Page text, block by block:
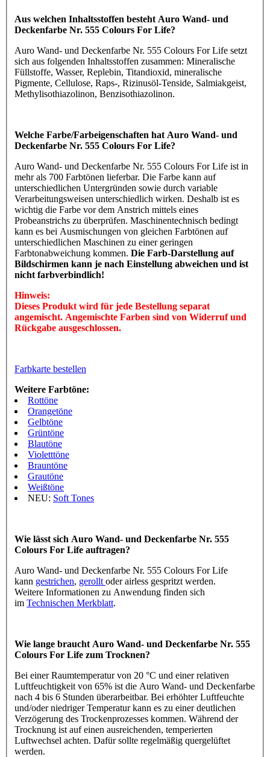
Aus welchen Inhaltsstoffen besteht Auro Wand- und
Deckenfarbe Nr. 555 Colours For Life?
Auro Wand- und Deckenfarbe Nr. 555 Colours For Life setzt
sich aus folgenden Inhaltsstoffen zusammen: Mineralische
Füllstoffe, Wasser, Replebin, Titandioxid, mineralische
Pigmente, Cellulose, Raps-, Rizinusöl-Tenside, Salmiakgeist,
Methylisothiazolinon, Benzisothiazolinon.
Welche Farbe/Farbeigenschaften hat Auro Wand- und
Deckenfarbe Nr. 555 Colours For Life?
Auro Wand- und Deckenfarbe Nr. 555 Colours For Life ist in
mehr als 700 Farbtönen lieferbar. Die Farbe kann auf
unterschiedlichen Untergründen sowie durch variable
Verarbeitungsweisen unterschiedlich wirken. Deshalb ist es
wichtig die Farbe vor dem Anstrich mittels eines
Probeanstrichs zu überprüfen. Maschinentechnisch bedingt
kann es bei Ausmischungen von gleichen Farbtönen auf
unterschiedlichen Maschinen zu einer geringen
Farbtonabweichung kommen. Die Farb-Darstellung auf
Bildschirmen kann je nach Einstellung abweichen und ist
nicht farbverbindlich!
Hinweis:
Dieses Produkt wird für jede Bestellung separat
angemischt. Angemischte Farben sind von Widerruf und
Rückgabe ausgeschlossen.
Farbkarte bestellen
Weitere Farbtöne:
Rottöne
Orangetöne
Gelbtöne
Grüntöne
Blautöne
Violetttöne
Brauntöne
Grautöne
Weißtöne
NEU: Soft Tones
Wie lässt sich Auro Wand- und Deckenfarbe Nr. 555
Colours For Life auftragen?
Auro Wand- und Deckenfarbe Nr. 555 Colours For Life
kann gestrichen, gerollt oder airless gespritzt werden.
Weitere Informationen zu Anwendung finden sich
im Technischen Merkblatt.
Wie lange braucht Auro Wand- und Deckenfarbe Nr. 555
Colours For Life zum Trocknen?
Bei einer Raumtemperatur von 20 °C und einer relativen
Luftfeuchtigkeit von 65% ist die Auro Wand- und Deckenfarbe
nach 4 bis 6 Stunden überarbeitbar. Bei erhöhter Luftfeuchte
und/oder niedriger Temperatur kann es zu einer deutlichen
Verzögerung des Trockenprozesses kommen. Während der
Trocknung ist auf einen ausreichenden, temperierten
Luftwechsel achten. Dafür sollte regelmäßig quergelüftet
werden.